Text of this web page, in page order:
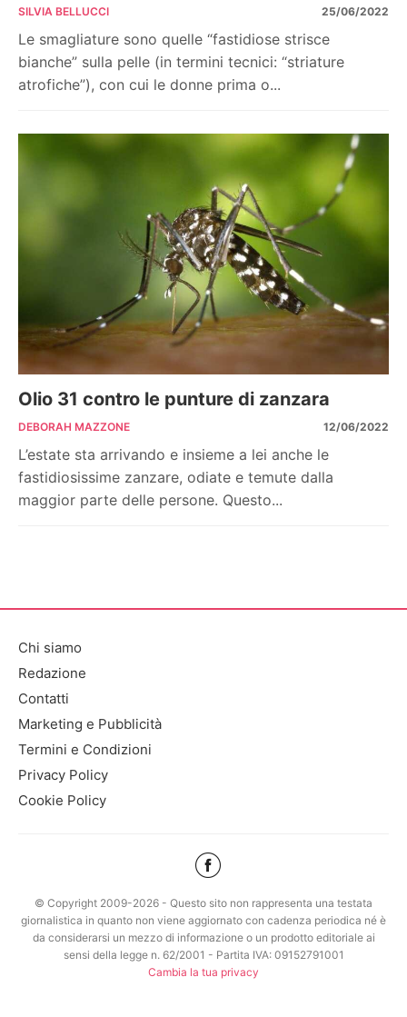
SILVIA BELLUCCI 25/06/2022
Le smagliature sono quelle “fastidiose strisce
bianche” sulla pelle (in termini tecnici: “striature
atrofiche”), con cui le donne prima o...
Olio 31 contro le punture di zanzara
DEBORAH MAZZONE 12/06/2022
L’estate sta arrivando e insieme a lei anche le
fastidiosissime zanzare, odiate e temute dalla
maggior parte delle persone. Questo...
Chi siamo
Redazione
Contatti
Marketing e Pubblicità
Termini e Condizioni
Privacy Policy
Cookie Policy
© Copyright 2009-2026 - Questo sito non rappresenta una testata
giornalistica in quanto non viene aggiornato con cadenza periodica né è
da considerarsi un mezzo di informazione o un prodotto editoriale ai
sensi della legge n. 62/2001 - Partita IVA: 09152791001
Cambia la tua privacy